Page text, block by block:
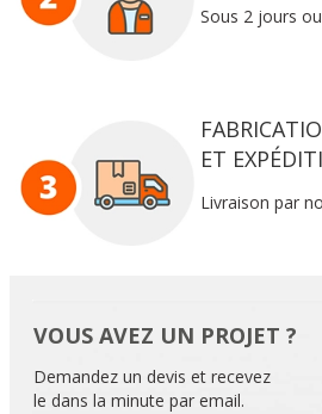
Sous 2 jours
ET
Livraison par
VOUS AVEZ UN PROJET ?
Demandez un devis et recevez
le dans la minute par email.